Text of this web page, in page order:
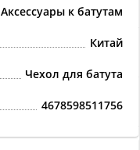
Аксессуары к батутам
Китай
Чехол для батута
4678598511756